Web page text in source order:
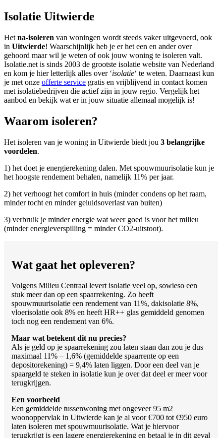
Isolatie Uitwierde
Het na-isoleren van woningen wordt steeds vaker uitgevoerd, ook
in Uitwierde! Waarschijnlijk heb je er het een en ander over
gehoord maar wil je weten of ook jouw woning te isoleren valt.
Isolatie.net is sinds 2003 de grootste isolatie website van Nederland
en kom je hier letterlijk alles over ‘isolatie‘ te weten. Daarnaast kun
je met onze offerte service gratis en vrijblijvend in contact komen
met isolatiebedrijven die actief zijn in jouw regio. Vergelijk het
aanbod en bekijk wat er in jouw situatie allemaal mogelijk is!
Waarom isoleren?
Het isoleren van je woning in Uitwierde biedt jou 3 belangrijke
voordelen.
1) het doet je energierekening dalen. Met spouwmuurisolatie kun je
het hoogste rendement behalen, namelijk 11% per jaar.
2) het verhoogt het comfort in huis (minder condens op het raam,
minder tocht en minder geluidsoverlast van buiten)
3) verbruik je minder energie wat weer goed is voor het milieu
(minder energieverspilling = minder CO2-uitstoot).
Wat gaat het opleveren?
Volgens Milieu Centraal levert isolatie veel op, sowieso een
stuk meer dan op een spaarrekening. Zo heeft
spouwmuurisolatie een rendement van 11%, dakisolatie 8%,
vloerisolatie ook 8% en heeft HR++ glas gemiddeld genomen
toch nog een rendement van 6%.
Maar wat betekent dit nu precies?
Als je geld op je spaarrekening zou laten staan dan zou je dus
maximaal 11% – 1,6% (gemiddelde spaarrente op een
depositorekening) = 9,4% laten liggen. Door een deel van je
spaargeld te steken in isolatie kun je over dat deel er meer voor
terugkrijgen.
Een voorbeeld
Een gemiddelde tussenwoning met ongeveer 95 m2
woonoppervlak in Uitwierde kan je al voor €700 tot €950 euro
laten isoleren met spouwmuurisolatie. Wat je hiervoor
terugkrijgt is een lagere energierekening en betaal je in dit geval